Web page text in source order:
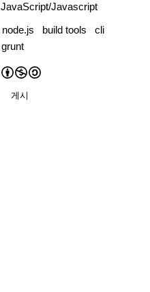
JavaScript/Javascript
node.js
build tools
cli
grunt
게시